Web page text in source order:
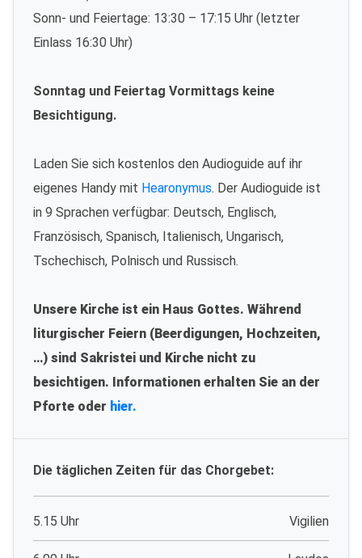
Sonn- und Feiertage: 13:30 – 17:15 Uhr (letzter
Einlass 16:30 Uhr)
Sonntag und Feiertag Vormittags keine
Besichtigung.
Laden Sie sich kostenlos den Audioguide auf ihr
eigenes Handy mit Hearonymus. Der Audioguide ist
in 9 Sprachen verfügbar: Deutsch, Englisch,
Französisch, Spanisch, Italienisch, Ungarisch,
Tschechisch, Polnisch und Russisch.
Unsere Kirche ist ein Haus Gottes. Während
liturgischer Feiern (Beerdigungen, Hochzeiten,
…) sind Sakristei und Kirche nicht zu
besichtigen. Informationen erhalten Sie an der
Pforte oder hier.
Die täglichen Zeiten für das Chorgebet:
5.15 Uhr Vigilien